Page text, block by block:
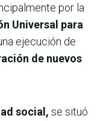
por la
Universal para
ejecución de
de nuevos
social, se situó